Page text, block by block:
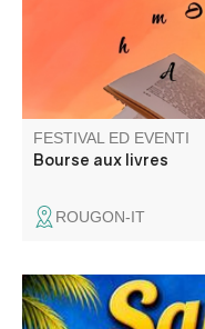
FESTIVAL ED EVENTI
Bourse aux livres
ROUGON-IT
Fête avec repas